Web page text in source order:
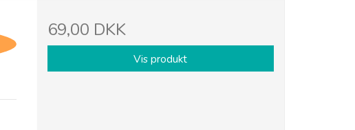
69,00 DKK
Vis produkt